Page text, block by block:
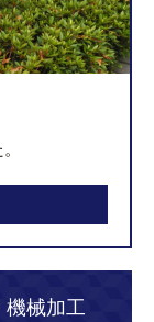
械加工